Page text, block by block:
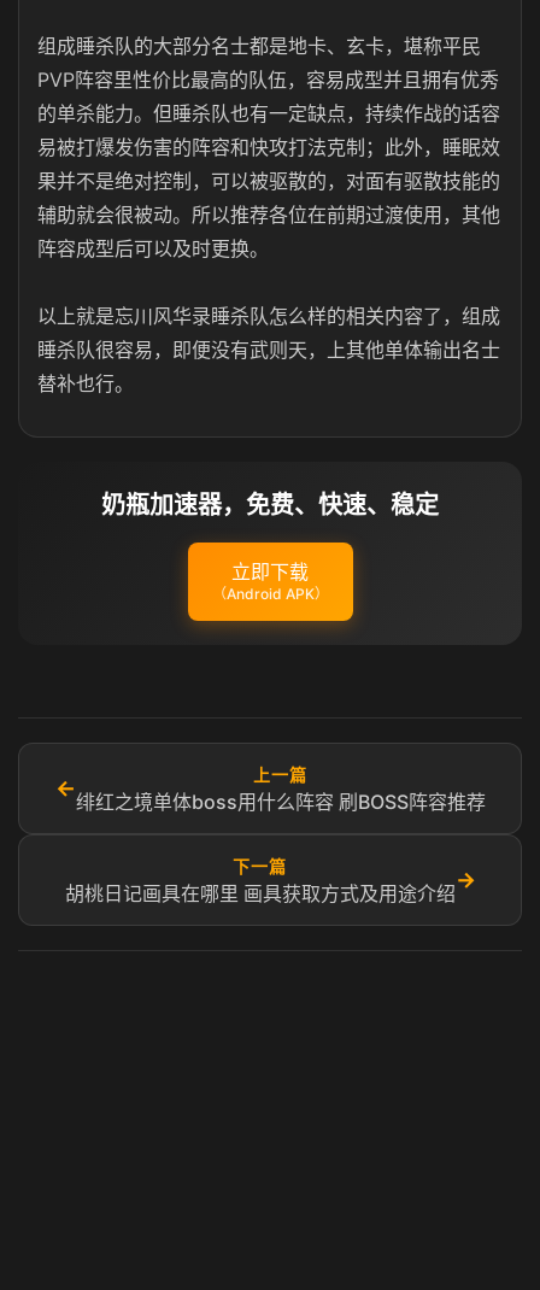
组成睡杀队的大部分名士都是地卡、玄卡，堪称平民
PVP阵容里性价比最高的队伍，容易成型并且拥有优秀
的单杀能力。但睡杀队也有一定缺点，持续作战的话容
易被打爆发伤害的阵容和快攻打法克制；此外，睡眠效
果并不是绝对控制，可以被驱散的，对面有驱散技能的
辅助就会很被动。所以推荐各位在前期过渡使用，其他
阵容成型后可以及时更换。
以上就是忘川风华录睡杀队怎么样的相关内容了，组成
睡杀队很容易，即便没有武则天，上其他单体输出名士
替补也行。
奶瓶加速器，免费、快速、稳定
立即下载
（Android APK）
←
上一篇
绯红之境单体boss用什么阵容 刷BOSS阵容推荐
下一篇
胡桃日记画具在哪里 画具获取方式及用途介绍
→